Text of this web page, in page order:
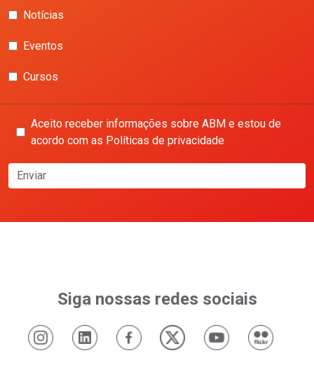
Notícias
Eventos
Cursos
Aceito receber informações sobre ABM e estou de
acordo com as Políticas de privacidade
Enviar
Siga nossas redes sociais